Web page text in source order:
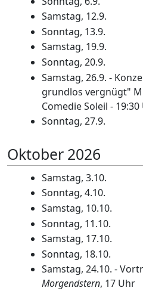
Samstag, 12.9.
Sonntag, 13.9.
Samstag, 19.9.
Sonntag, 20.9.
Samstag, 26.9. -
grundlos vergnügt"
Comedie Soleil - 19:30
Sonntag, 27.9.
Oktober 2026
Samstag, 3.10.
Sonntag, 4.10.
Samstag, 10.10.
Sonntag, 11.10.
Samstag, 17.10.
Sonntag, 18.10.
Samstag, 24.10. -
Morgendstern, 17 Uhr